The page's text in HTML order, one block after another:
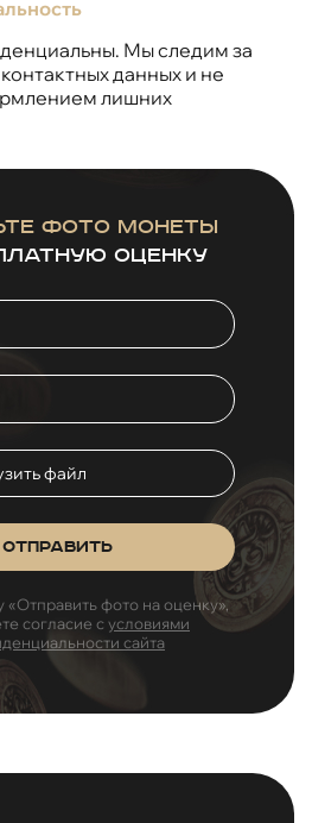
Мы следим за
данных и не
лишних
фото монеты
оценку
файл
Отправить
фото на оценку»,
согласие сусловиями
сайта